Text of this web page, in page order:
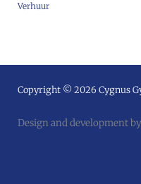
Verhuur
Copyright © 2026 Cygnus
Design and development by